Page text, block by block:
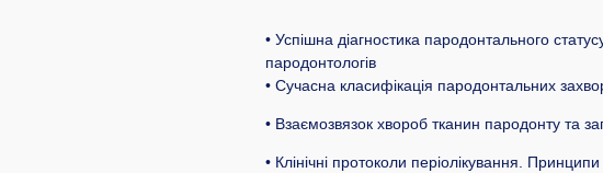
• Успішна діагностика пародонтального
пародонтологів
• Сучасна класифікація пародонтальних
• Взаємозвязок хвороб тканин пародонту та
• Клінічні протоколи періолікування.